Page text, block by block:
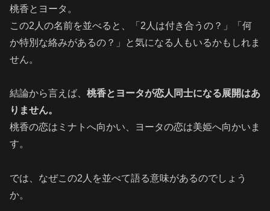
桃香とヨータ。
この2人の名前を並べると、「2人は付き合うの？」「何
か特別な絡みがあるの？」と気になる人もいるかもしれま
せん。
結論から言えば、 桃香とヨータが恋人同士になる展開はあ
りません。
桃香の恋はミナトへ向かい、ヨータの恋は美姫へ向かいま
す。
では、なぜこの2人を並べて語る意味があるのでしょう
か。